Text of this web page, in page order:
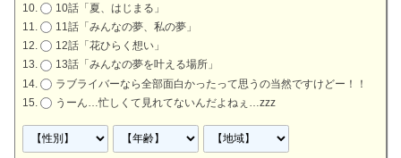
10話「夏、はじまる」
11話「みんなの夢、私の夢」
12話「花ひらく想い」
13話「みんなの夢を叶える場所」
ラブライバーなら全部面白かったって思うの当然ですけどー！！
うーん…忙しくて見れてないんだよねぇ…zzz